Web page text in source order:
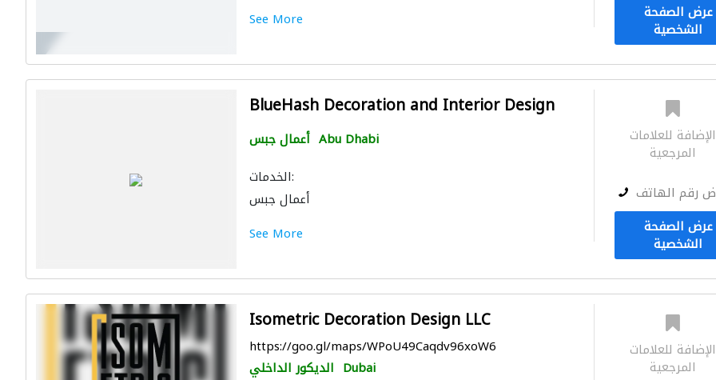
See More
عرض الصفحة
الشخصية
BlueHash Decoration and Interior Design
أعمال جبس Abu Dhabi
الخدمات:
أعمال جبس
See More
الإضافة للعلامات
المرجعية
رقم الهاتف
عرض الصفحة
الشخصية
Isometric Decoration Design LLC
https://goo.gl/maps/WPoU49Caqdv96xoW6
الديكور الداخلي Dubai
الإضافة للعلامات
المرجعية